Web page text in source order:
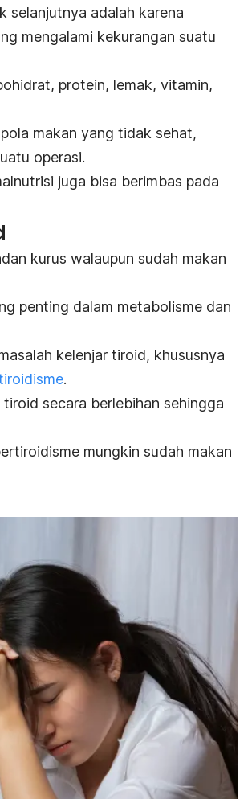
selanjutnya adalah karena
mengalami kekurangan suatu
protein, lemak, vitamin,
makan yang tidak sehat,
operasi.
juga bisa berimbas pada
kurus walaupun sudah makan
penting dalam metabolisme dan
kelenjar tiroid, khususnya
.
secara berlebihan sehingga
mungkin sudah makan